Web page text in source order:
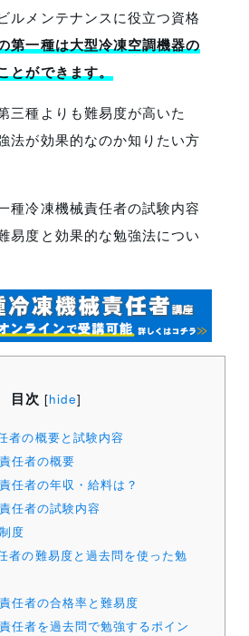
ルメンテナンスに役立つ資格
第一種は大型冷凍空調機器の
とができます。
三種よりも難易度が高いた
法が効果的なのか知りたい方
種冷凍機械責任者の試験内容
易度と効果的な勉強法につい
目次 [hide]
者の概要と試験内容
任者の概要
任者の年収・給料は？
任者の試験内容
度
者の難易度と過去問を使った勉
任者の合格率と難易度
任者を過去問で勉強するポイン